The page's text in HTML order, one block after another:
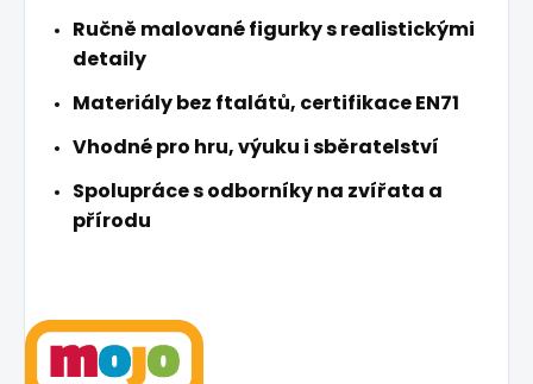
Ručně malované figurky s realistickými
detaily
Materiály bez ftalátů, certifikace EN71
Vhodné pro hru, výuku i sběratelství
Spolupráce s odborníky na zvířata a
přírodu